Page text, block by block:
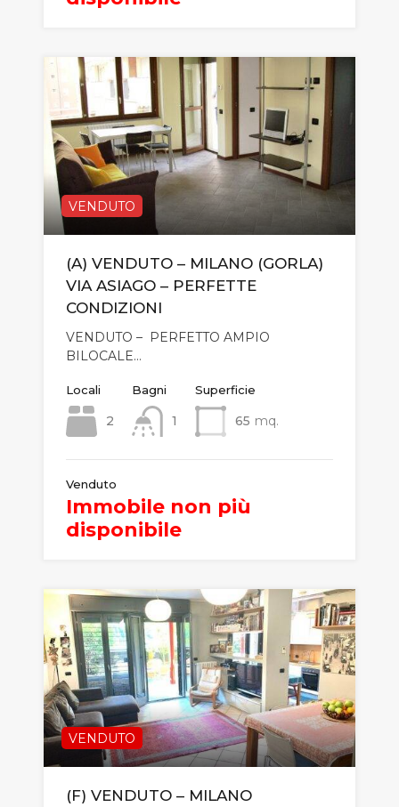
VENDUTO
(A) VENDUTO – MILANO (GORLA)
VIA ASIAGO – PERFETTE
CONDIZIONI
VENDUTO – PERFETTO AMPIO
BILOCALE…
Locali
2
Bagni
1
Superficie
65 mq.
Venduto
Immobile non più
disponibile
VENDUTO
(F) VENDUTO – MILANO